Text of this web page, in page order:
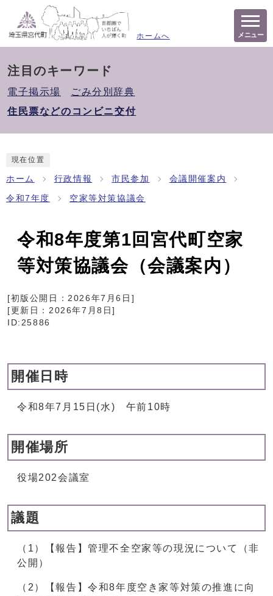
ホームへ メニュー
注目のキーワード
電子掲示場
ごみ分別辞典
住民票などのコンビニ交付
現在位置
ホーム 行政情報 市民参加 会議開催案内
令和7年度 空家等対策協議会
令和8年度第1回宮代町空家
等対策協議会（会議案内）
[初版公開日：2026年7月6日 ]
[更新日： 2026年7月8日]
ID:25886
開催日時
令和8年7月15日(水) 午前10時
開催場所
役場202会議室
議題
（1）【報告】管理不全空家等の現況について（非
公開）
（2）【報告】令和8年度空き家等対策の推進に向